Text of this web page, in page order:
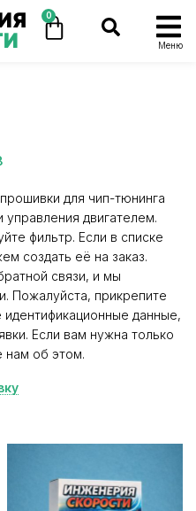
0
Меню
для чип-тюнинга
двигателем.
фильтр. Если в списке
создать её на заказ.
связи, и мы
Пожалуйста, прикрепите
данные,
Если вам нужна только
нам об этом.